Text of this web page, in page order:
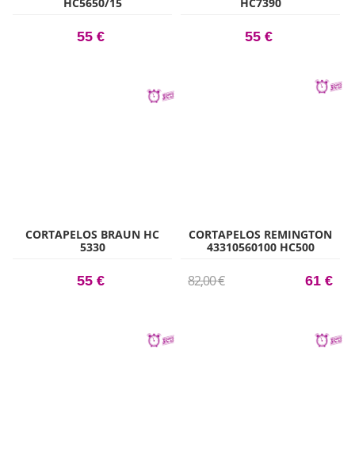
HC5650/15
55 €
HC7390
55 €
CORTAPELOS BRAUN HC
5330
55 €
CORTAPELOS REMINGTON
43310560100 HC500
82,00 € 61 €